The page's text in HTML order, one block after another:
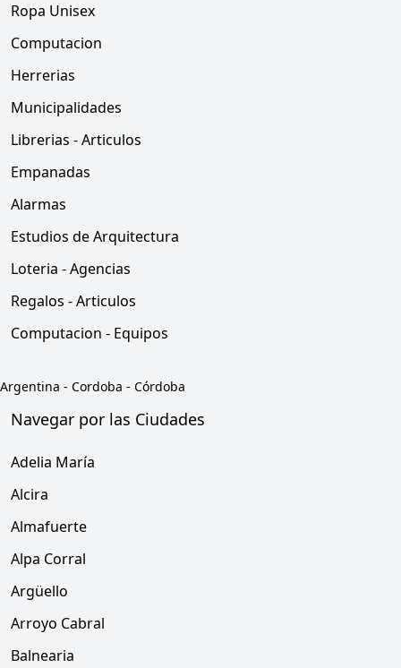
Ropa Unisex
Computacion
Herrerias
Municipalidades
Librerias - Articulos
Empanadas
Alarmas
Estudios de Arquitectura
Loteria - Agencias
Regalos - Articulos
Computacion - Equipos
Argentina - Cordoba - Córdoba
Navegar por las Ciudades
Adelia María
Alcira
Almafuerte
Alpa Corral
Argüello
Arroyo Cabral
Balnearia